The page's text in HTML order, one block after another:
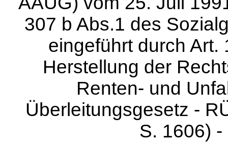
307 b Abs.1 des
eingeführt durch
Herstellung der
Renten- und
Überleitungsgesetz -
S. 1606)